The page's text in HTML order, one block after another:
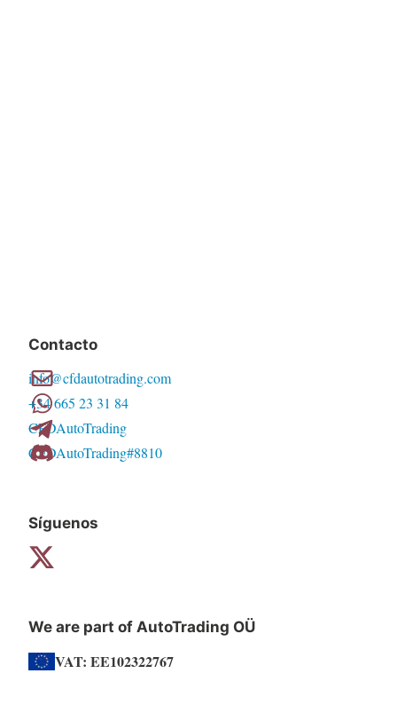
Contacto
info@cfdautotrading.com
+34 665 23 31 84
CFDAutoTrading
CFDAutoTrading#8810
Síguenos
We are part of AutoTrading OÜ
VAT: EE102322767